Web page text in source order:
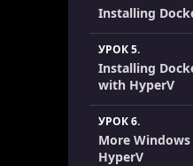
Installing
УРОК 5.
Installing
with HyperV
УРОК 6.
More
HyperV